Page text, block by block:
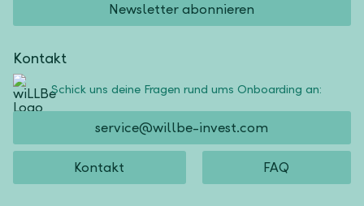
Newsletter abonnieren
Kontakt
Schick uns deine Fragen rund ums Onboarding an:
service@willbe-invest.com
Kontakt FAQ